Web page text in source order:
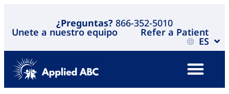
¿Preguntas? 866-352-5010
Unete a nuestro equipo Refer a Patient
ES